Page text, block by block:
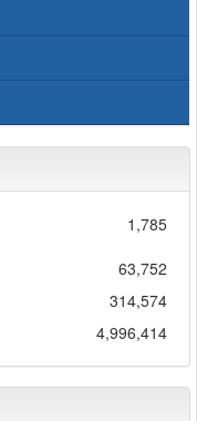
1,785
63,752
314,574
4,996,414